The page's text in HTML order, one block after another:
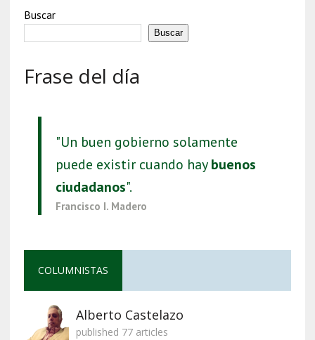
Buscar
Buscar
Frase del día
"Un buen gobierno solamente
puede existir cuando haybuenos
ciudadanos".
Francisco I. Madero
COLUMNISTAS
Alberto Castelazo
published 77 articles